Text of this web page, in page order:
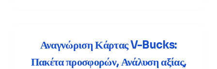
Αναγνώριση Κάρτας V-Bucks:
Πακέτα προσφορών, Ανάλυση αξίας,